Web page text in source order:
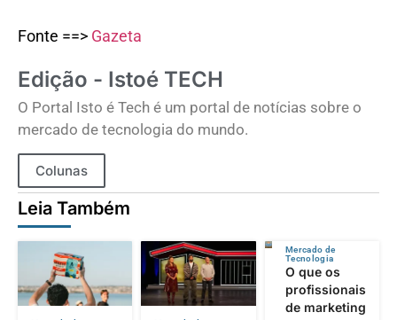
Fonte ==> Gazeta
Edição - Istoé TECH
O Portal Isto é Tech é um portal de notícias sobre o
mercado de tecnologia do mundo.
Colunas
Leia Também
Mercado de
Tecnologia
O que os
profissionais
de marketing